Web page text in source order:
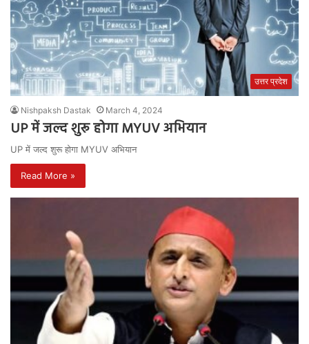
उत्तर प्रदेश
Nishpaksh Dastak March 4, 2024
UP में जल्द शुरू होगा MYUV अभियान
UP में जल्द शुरू होगा MYUV अभियान
Read More »